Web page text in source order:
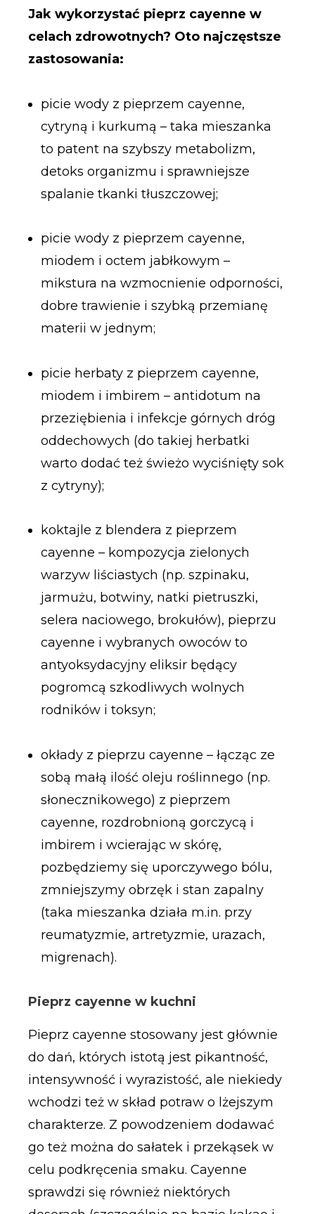
Jak wykorzystać pieprz cayenne w
celach zdrowotnych? Oto najczęstsze
zastosowania:
picie wody z pieprzem cayenne,
cytryną i kurkumą – taka mieszanka
to patent na szybszy metabolizm,
detoks organizmu i sprawniejsze
spalanie tkanki tłuszczowej;
picie wody z pieprzem cayenne,
miodem i octem jabłkowym –
mikstura na wzmocnienie odporności,
dobre trawienie i szybką przemianę
materii w jednym;
picie herbaty z pieprzem cayenne,
miodem i imbirem – antidotum na
przeziębienia i infekcje górnych dróg
oddechowych (do takiej herbatki
warto dodać też świeżo wyciśnięty sok
z cytryny);
koktajle z blendera z pieprzem
cayenne – kompozycja zielonych
warzyw liściastych (np. szpinaku,
jarmużu, botwiny, natki pietruszki,
selera naciowego, brokułów), pieprzu
cayenne i wybranych owoców to
antyoksydacyjny eliksir będący
pogromcą szkodliwych wolnych
rodników i toksyn;
okłady z pieprzu cayenne – łącząc ze
sobą małą ilość oleju roślinnego (np.
słonecznikowego) z pieprzem
cayenne, rozdrobnioną gorczycą i
imbirem i wcierając w skórę,
pozbędziemy się uporczywego bólu,
zmniejszymy obrzęk i stan zapalny
(taka mieszanka działa m.in. przy
reumatyzmie, artretyzmie, urazach,
migrenach).
Pieprz cayenne w kuchni
Pieprz cayenne stosowany jest głównie
do dań, których istotą jest pikantność,
intensywność i wyrazistość, ale niekiedy
wchodzi też w skład potraw o lżejszym
charakterze. Z powodzeniem dodawać
go też można do sałatek i przekąsek w
celu podkręcenia smaku. Cayenne
sprawdzi się również niektórych